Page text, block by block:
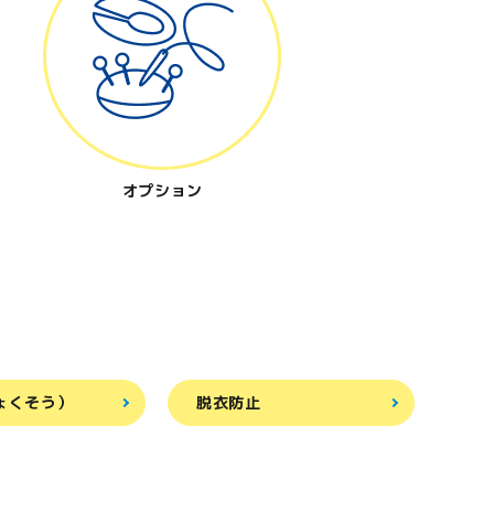
オプション
そう） 脱衣防止